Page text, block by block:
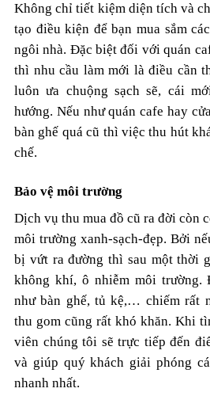
Không chỉ tiết kiệm diện tích và
tạo điều kiện để bạn mua sắm
ngôi nhà. Đặc biệt đối với quán
thì nhu cầu làm mới là điều cần
luôn ưa chuộng sạch sẽ, cái
hướng. Nếu như quán cafe hay
bàn ghế quá cũ thì việc thu hút
chế.
Bảo vệ môi trường
Dịch vụ thu mua đồ cũ ra đời còn
môi trường xanh-sạch-đẹp. Bởi
bị vứt ra đường thì sau một thời
không khí, ô nhiễm môi trường.
như bàn ghế, tủ kệ,… chiếm rất
thu gom cũng rất khó khăn. Khi
viên chúng tôi sẽ trực tiếp đến
và giúp quý khách giải phóng
nhanh nhất.